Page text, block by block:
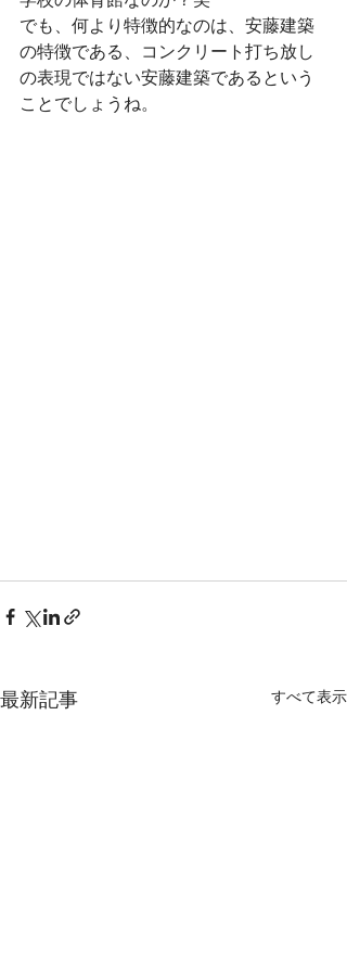
でも、何より特徴的なのは、安藤建築
の特徴である、コンクリート打ち放し
の表現ではない安藤建築であるという
ことでしょうね。
最新記事 すべて表示